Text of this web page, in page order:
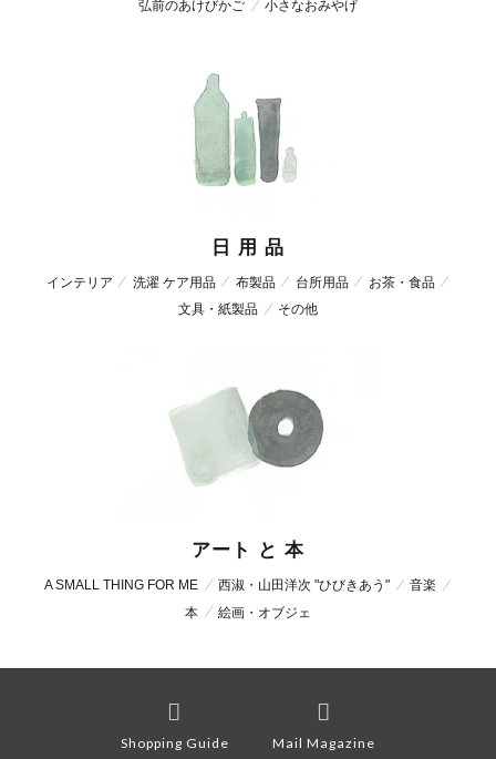
弘前のあけびかご 小さなおみやげ
日 用 品
インテリア 洗濯 ケア用品 布製品 台所用品
お茶・食品
文具・紙製品
その他
アート と 本
A SMALL THING FOR ME 西淑・山田洋次 "ひびきあう"
音楽
本
絵画・オブジェ
Shopping Guide Mail Magazine